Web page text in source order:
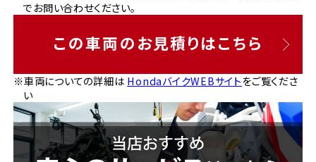
でお問い合わせください。
この車両のお見積りはこちら
※車両についての詳細は HondaバイクWEBサイトをご覧くださ
い
ホンダドリーム 川崎宮前
ホンダドリーム 横浜緑
兵庫県
ホンダドリーム 神戸灘
ホンダドリーム 尼崎
ホンダドリーム 姫路